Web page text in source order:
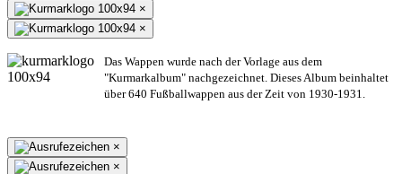
×
×
Das Wappen wurde nach der Vorlage aus dem
"Kurmarkalbum" nachgezeichnet. Dieses Album beinhaltet
über 640 Fußballwappen aus der Zeit von 1930-1931.
×
×